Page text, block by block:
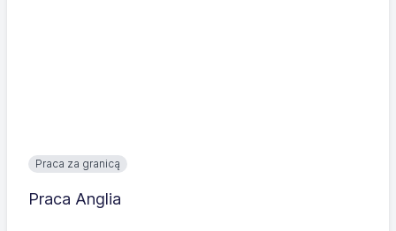
Praca za granicą
Praca Anglia